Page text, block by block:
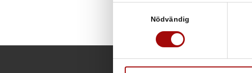
Identifiera din enhet genom
Ta reda på mer om hur dina
eller dra tillbaka ditt samtycke när
sociala medier och analysera vår
Nödvändig